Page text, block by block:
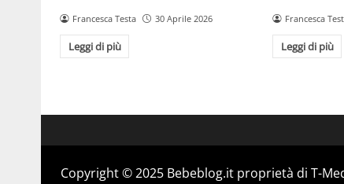
Francesca Testa 30 Aprile 2026
Leggi di più
Francesca
Leggi di più
Copyright © 2025 Bebeblog.it proprietà di T-